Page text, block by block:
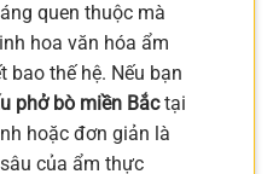
quen thuộc mà
hoa văn hóa ẩm
thế hệ. Nếu bạn
phở bò miền Bắctại
hoặc đơn giản là
của ẩm thực